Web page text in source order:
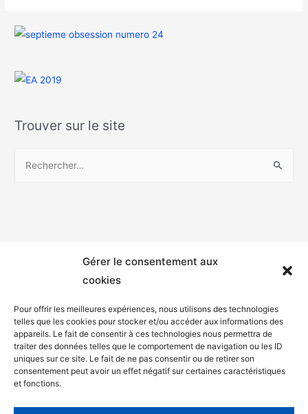
Gérer le consentement aux
cookies
Pour offrir les meilleures expériences, nous utilisons des technologies
telles que les cookies pour stocker et/ou accéder aux informations des
appareils. Le fait de consentir à ces technologies nous permettra de
traiter des données telles que le comportement de navigation ou les ID
uniques sur ce site. Le fait de ne pas consentir ou de retirer son
consentement peut avoir un effet négatif sur certaines caractéristiques
et fonctions.
Trouver sur le site
Mentions légales
Politique de confidentialité